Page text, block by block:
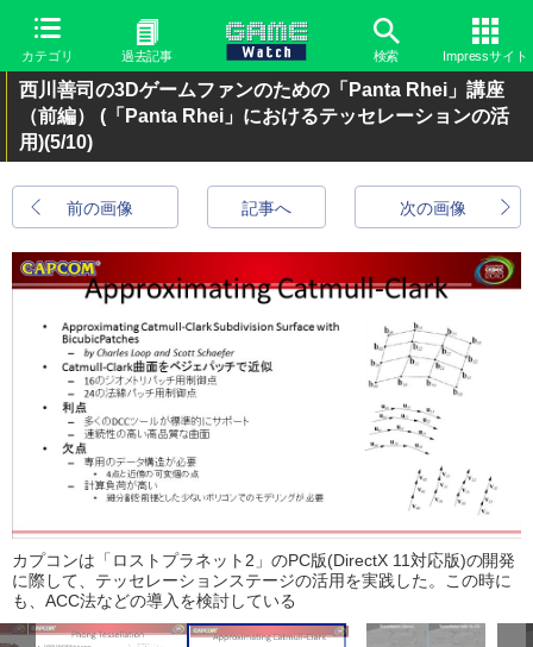
カテゴリ 過去記事 検索 Impressサイト
西川善司の3Dゲームファンのための「Panta Rhei」講座
（前編） (「Panta Rhei」におけるテッセレーションの活
用)(5/10)
前の画像 次の画像
記事へ
カプコンは「ロストプラネット2」のPC版(DirectX 11対応版)の開発
に際して、テッセレーションステージの活用を実践した。この時に
も、ACC法などの導入を検討している